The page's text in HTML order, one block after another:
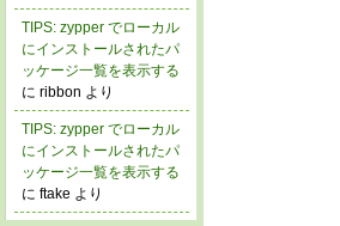
TIPS: zypper でローカル
にインストールされたパ
ッケージ一覧を表示する
に ribbon より
TIPS: zypper でローカル
にインストールされたパ
ッケージ一覧を表示する
に ftake より